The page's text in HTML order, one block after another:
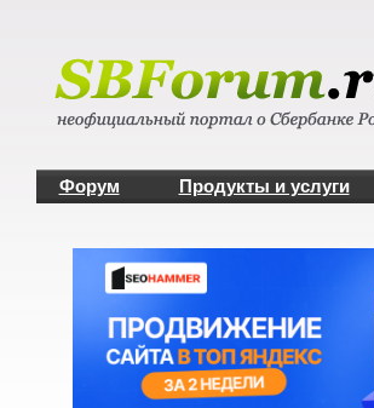
Форум Продукты и услуги